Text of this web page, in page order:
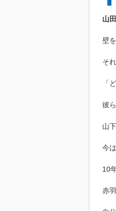
山
壁
そ
「
彼
山
今
10
赤